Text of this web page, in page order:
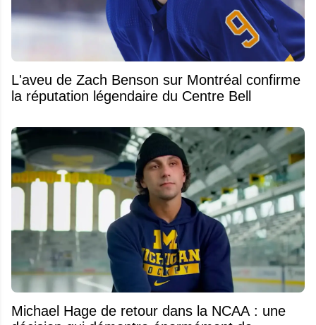
L'aveu de Zach Benson sur Montréal confirme
la réputation légendaire du Centre Bell
Michael Hage de retour dans la NCAA : une